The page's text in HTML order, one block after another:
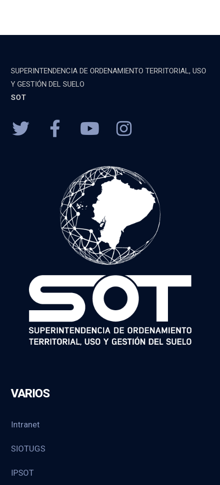
SUPERINTENDENCIA DE ORDENAMIENTO TERRITORIAL, USO
Y GESTIÓN DEL SUELO
SOT
VARIOS
Intranet
SIOTUGS
IPSOT